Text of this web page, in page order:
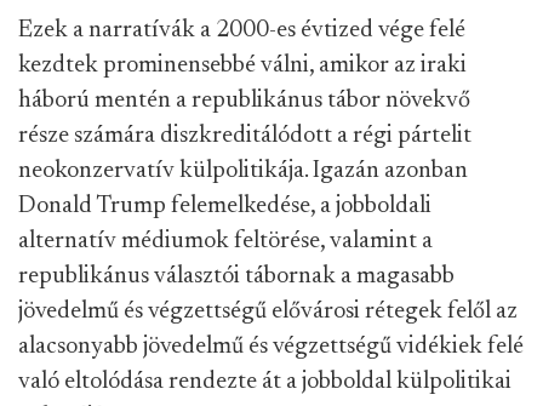
Ezek a narratívák a 2000-es évtized vége felé
kezdtek prominensebbé válni, amikor az iraki
háború mentén a republikánus tábor növekvő
része számára diszkreditálódott a régi pártelit
neokonzervatív külpolitikája. Igazán azonban
Donald Trump felemelkedése, a jobboldali
alternatív médiumok feltörése, valamint a
republikánus választói tábornak a magasabb
jövedelmű és végzettségű elővárosi rétegek felől az
alacsonyabb jövedelmű és végzettségű vidékiek felé
való eltolódása rendezte át a jobboldal külpolitikai